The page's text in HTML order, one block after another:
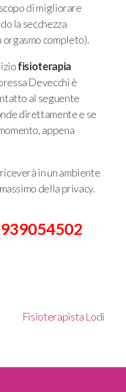
di migliorare
la secchezza
orgasmo completo).
fisioterapia
Devecchi è
al seguente
direttamente e se
appena
in un ambiente
della privacy.
Fisioterapista Lodi